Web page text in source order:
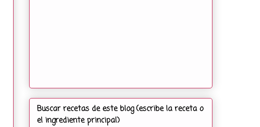
Buscar recetas de este blog (escribe la receta o
el ingrediente principal)